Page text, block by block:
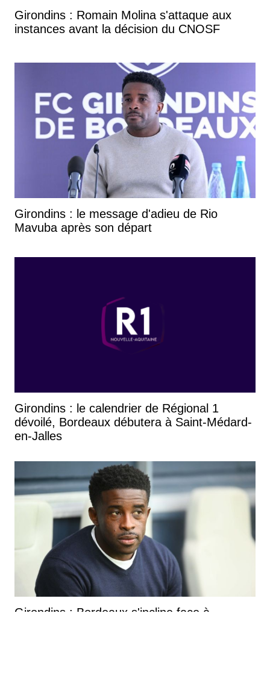
Girondins : Romain Molina s'attaque aux
instances avant la décision du CNOSF
Girondins : le message d'adieu de Rio
Mavuba après son départ
Girondins : le calendrier de Régional 1
dévoilé, Bordeaux débutera à Saint-Médard-
en-Jalles
Girondins : Bordeaux s'incline face à